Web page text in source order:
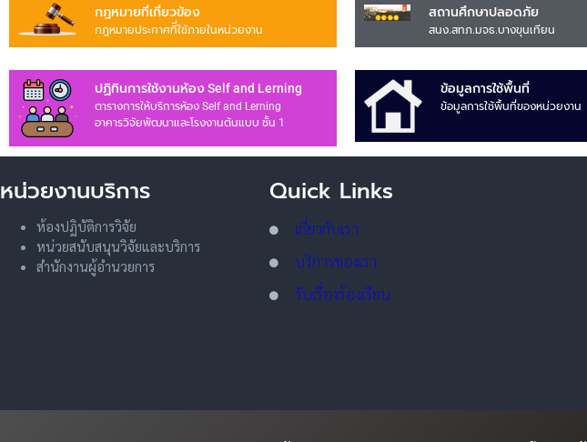
กฎหมายที่เกี่ยวข้อง
กฎหมายประกาศทีี่ใช้ภายในหน่วยงาน
สถานศึกษาปลอดภัย
สนง.สทภ.มจธ.บางขุนเทียน
ปฏิทินการใช้งานห้อง Self and Lerning
ตารางการให้บริการห้อง Self and Lerning
อาคารวิจัยพัฒนาและโรงงานต้นแบบ ชั้น 1
ข้อมูลการใช้พื้นที่
ข้อมูลการใช้พื้นที่ของหน่วยงาน
หน่วยงานบริการ
ห้องปฏิบัติการวิจัย
หน่วยสนับสนุนวิจัยและบริการ
สำนักงานผู้อำนวยการ
Quick Links
เกี่ยวกับเรา
บริการของเรา
รับเรื่องร้องเรียน